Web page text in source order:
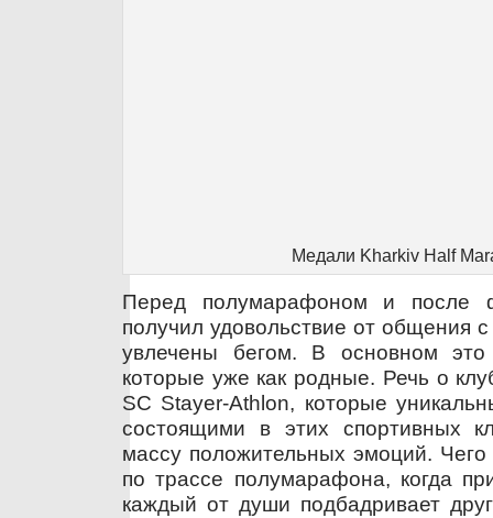
Медали Kharkiv Half
Перед полумарафоном и после
получил удовольствие от общения
увлечены бегом. В основном
которые уже как родные. Речь о
SC Stayer-Athlon, которые
состоящими в этих спортивных
массу положительных эмоций. Чего
по трассе полумарафона, когда
каждый от души подбадривает